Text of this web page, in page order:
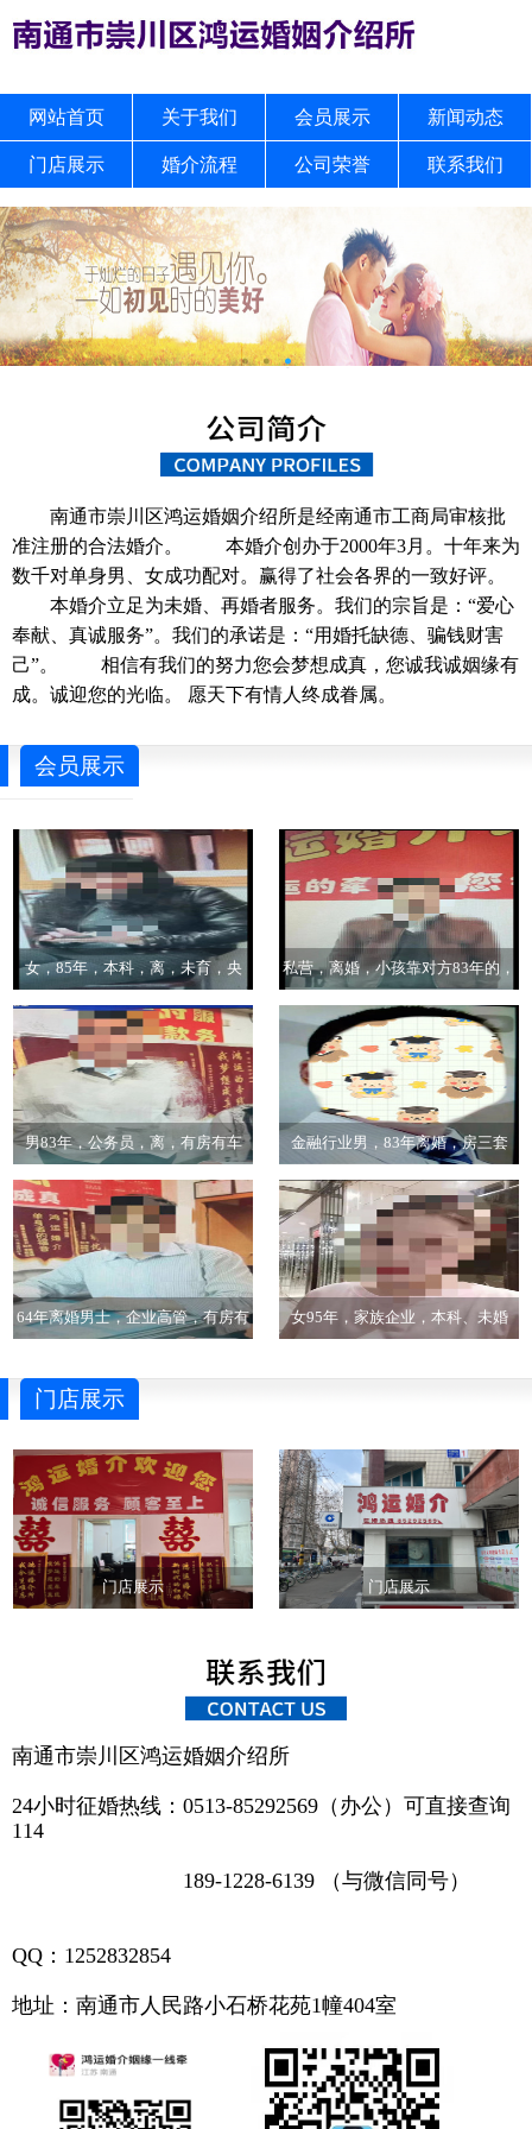
网站首页 关于我们 会员展示 新闻动态
门店展示 婚介流程 公司荣誉 联系我们
南通市崇川区鸿运婚姻介绍所是经南通市工商局审核批
准注册的合法婚介。 本婚介创办于2000年3月。十年来为
数千对单身男、女成功配对。赢得了社会各界的一致好评。
本婚介立足为未婚、再婚者服务。我们的宗旨是：“爱心
奉献、真诚服务”。我们的承诺是：“用婚托缺德、骗钱财害
己”。 相信有我们的努力您会梦想成真，您诚我诚姻缘有
会员展示
女，85年，本科，离，未育，央
企，有房车
私营，离婚，小孩靠对方83年的，
本科学历，有房有车
男83年，公务员，离，有房有车 金融行业男，83年离婚，房三套
64年离婚男士，企业高管，有房有 女95年，家族企业，本科、未婚
门店展示
门店展示 门店展示
南通市崇川区鸿运婚姻介绍所
24小时征婚热线：0513-85292569（办公）可直接查询
114
189-1228-6139 （与微信同号）
QQ：1252832854
地址：南通市人民路小石桥花苑1幢404室